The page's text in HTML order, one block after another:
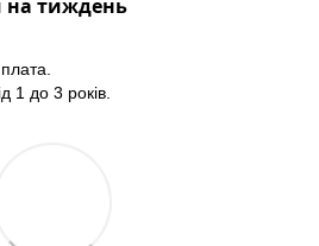
на тиждень
1 до 3 років.